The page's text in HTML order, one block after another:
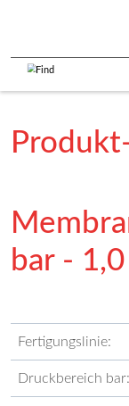
bar -
Fertigungslinie:
Druckbereich bar: